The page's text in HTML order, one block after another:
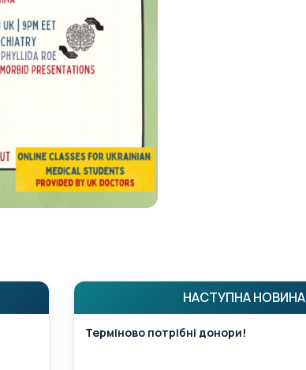
НАСТУПНА НОВИНА
Терміново потрібні донори!